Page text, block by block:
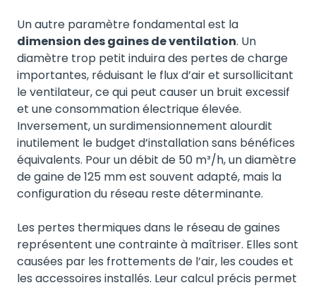
Un autre paramètre fondamental est la
dimension des gaines de ventilation. Un
diamètre trop petit induira des pertes de charge
importantes, réduisant le flux d’air et sursollicitant
le ventilateur, ce qui peut causer un bruit excessif
et une consommation électrique élevée.
Inversement, un surdimensionnement alourdit
inutilement le budget d’installation sans bénéfices
équivalents. Pour un débit de 50 m³/h, un diamètre
de gaine de 125 mm est souvent adapté, mais la
configuration du réseau reste déterminante.
Les pertes thermiques dans le réseau de gaines
représentent une contrainte à maîtriser. Elles sont
causées par les frottements de l’air, les coudes et
les accessoires installés. Leur calcul précis permet